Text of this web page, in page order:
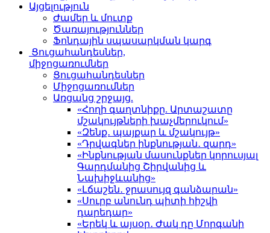
Այցելություն
Ժամեր և մուտք
Ծառայություններ
Ֆոնդային սպասարկման կարգ
Ցուցահանդեսներ,
միջոցառումներ
Ցուցահանդեսներ
Միջոցառումներ
Առցանց շրջայց.
«Հողի գաղտնիքը. Արտաշատը
մշակույթների խաչմերուկում»
«Զենք․ պայքար և մշակույթ»
«Դրվագներ ինքնության․ զարդ»
«Ինքնության մասունքներ կորուսյալ
Գարդմանից Շիրվանից և
Նախիջևանից»
«Լճաշեն․ ջրասույզ գանձարան»
«Սուրբ անունդ պիտի հիշվի
դարեդար»
«Երեկ և այսօր․ Ժակ դը Մորգանի